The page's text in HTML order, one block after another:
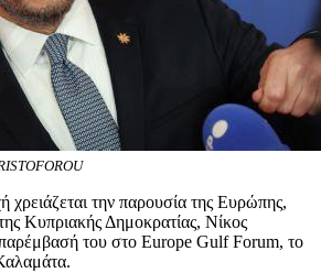
χρειάζεται την παρουσία της Ευρώπης,
Κυπριακής Δημοκρατίας, Νίκος
του στο Europe Gulf Forum, το